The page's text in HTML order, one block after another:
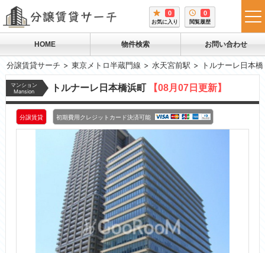
0
お気に入り
0
閲覧履歴
HOME 物件検索 お問い合わせ
分譲賃貸サーチ 東京メトロ半蔵門線 水天宮前駅 トルナーレ日本
マンション
Mansion
トルナーレ日本橋浜町 【08月07日更新】
分譲賃貸 初期費用クレジットカード決済可能